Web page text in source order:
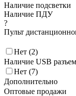
Наличие подсветки
Наличие ПДУ
?
Пульт
Нет (2)
Наличие USB
Нет (7)
Дополнительно
Оптовые продажи